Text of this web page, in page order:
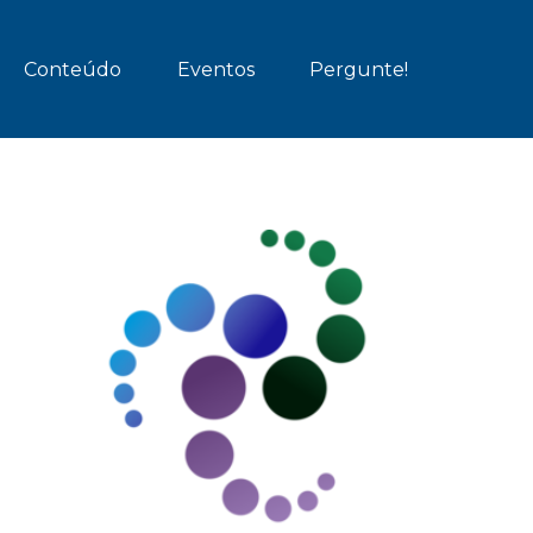
Conteúdo Eventos Pergunte!